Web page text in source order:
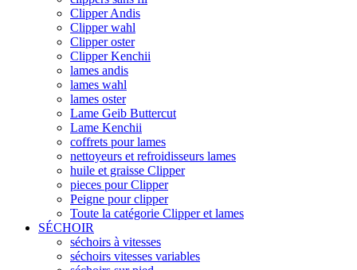
Clipper Andis
Clipper wahl
Clipper oster
Clipper Kenchii
lames andis
lames wahl
lames oster
Lame Geib Buttercut
Lame Kenchii
coffrets pour lames
nettoyeurs et refroidisseurs lames
huile et graisse Clipper
pieces pour Clipper
Peigne pour clipper
Toute la catégorie Clipper et lames
SÉCHOIR
séchoirs à vitesses
séchoirs vitesses variables